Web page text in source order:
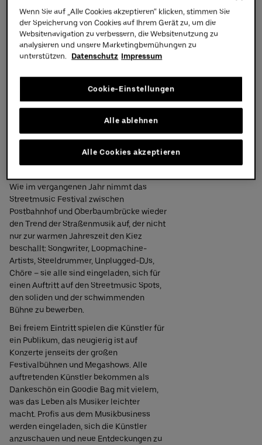
Partners
Festival zwischen
Postbahnhof und
Oberbaumbrücke
Nach der erfolgreichen Premiere im
Eintritt bringen die East Side Music Days
am 28. und 29. August wieder
ausgefallene, zufällige, und oftmals
überraschende Konzerte und Künstler
www.eastsidemusicdays.combewerben.
Wie im vergangenen Jahr nimmt das
Streetmusic Festival zwischen
Postbahnhof und Oberbaumbrücke wieder
den Trend der Straßenmusik auf, der nicht
nur zur warmen Jahreszeit den Kiez
beschallt: Songwriter, Loopmachine-
Artists, Steeldrummer, Unplugged-DJs,
Chöre – sie alle sind eingeladen, sich für
einen Auftritt auf den Streetmusic Spots,
den soliden und der schwimmenden
Bühne zu bewerben.
Bei freiem Eintritt spielen die Künstler für
ein Publikum, das neugierig ist auf
Konzerte jenseits der großen
Festivalbühnen und Megashows. Alle
auftretenden Künstler bekommen als
Dankeschön ein Goodie Bag mit vielem,
was das Leben als Musiker leichter
macht. Profis aus dem Musikbusiness
werden eingeladen, sich die Künstler
anzuschauen und neue Entdeckungen zu
Download PDF
Wenn Sie auf „Alle Cookies akzeptieren“ klicken, stimmen Sie
der Speicherung von Cookies auf Ihrem Gerät zu, um die
Websitenavigation zu verbessern, die Websitenutzung zu
analysieren und unsere Marketingbemühungen zu
unterstützen.
Datenschutz Impressum
Cookie-Einstellungen
Alle ablehnen
Alle Cookies akzeptieren